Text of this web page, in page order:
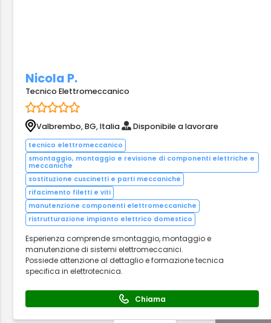
Nicola P.
Tecnico Elettromeccanico
Valbrembo, BG, Italia Disponibile a lavorare
tecnico elettromeccanico
smontaggio, montaggio e revisione di componenti elettriche e
meccaniche
sostituzione cuscinetti e parti meccaniche
rifacimento filetti e viti
manutenzione componenti elettromeccaniche
ristrutturazione impianto elettrico domestico
Esperienza comprende smontaggio, montaggio e
manutenzione di sistemi elettromeccanici.
Possiede attenzione al dettaglio e formazione tecnica
specifica in elettrotecnica.
Chiama